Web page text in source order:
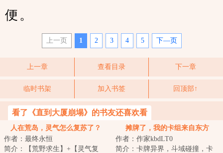
便。
上一页 1 2 3 4 5 下—页
上一章 查看目录 下一章
临时书架 加入书签 回顶部↑
看了《直到大厦崩塌》的书友还喜欢看
人在荒岛，灵气怎么复苏了？
作者：最终永恒
简介：【荒野求生】+【灵气复
摊牌了，我的卡组来自东方
作者：作家kbdLT0
简介：卡牌异界，斗域碰撞，卡